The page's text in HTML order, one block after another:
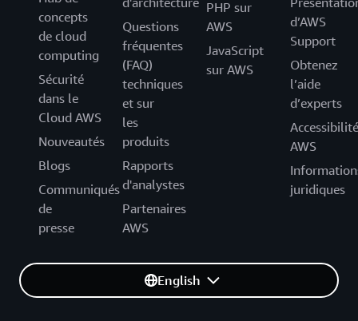
concepts
de cloud
computing
Sécurité
dans le
Cloud AWS
Nouveautés
Blogs
Communiqués
de
presse
Questions
fréquentes
(FAQ)
techniques
et sur
les
produits
Rapports
d'analystes
Partenaires
AWS
PHP sur
AWS
JavaScript
sur AWS
d’AWS
Support
Obtenez
l’aide
d’experts
Accessibilité
AWS
juridiques
English